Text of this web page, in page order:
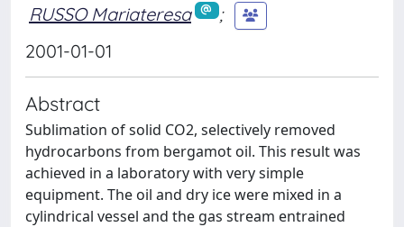
RUSSO Mariateresa
;
2001-01-01
Abstract
Sublimation of solid CO2, selectively removed
hydrocarbons from bergamot oil. This result was
achieved in a laboratory with very simple
equipment. The oil and dry ice were mixed in a
cylindrical vessel and the gas stream entrained